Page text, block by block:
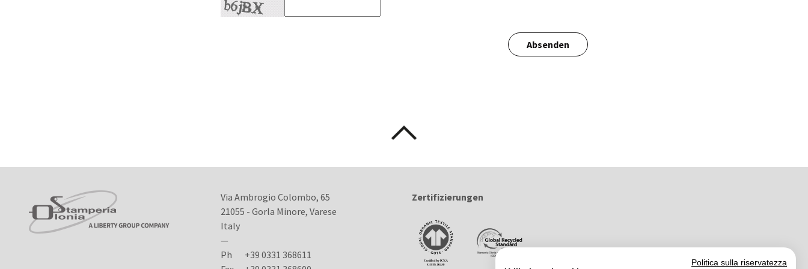
Absenden
Via Ambrogio Colombo, 65
21055 - Gorla Minore, Varese
Italy
—
Ph
+39 0331 368611
Zertifizierungen
Politica sulla riservatezza